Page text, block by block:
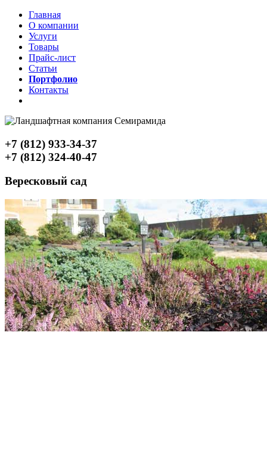
Главная
О компании
Услуги
Товары
Прайс-лист
Статьи
Портфолио
Контакты
+7 (812) 933-34-37
+7 (812) 324-40-47
Вересковый сад